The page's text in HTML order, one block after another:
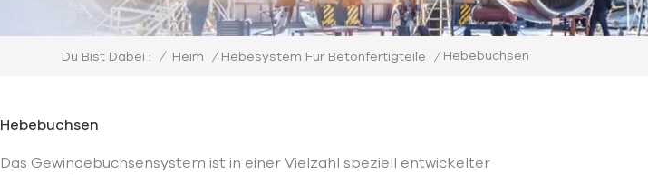
Du Bist Dabei : / Heim / Hebesystem Für Betonfertigteile / Hebebuchsen
Hebebuchsen
Das Gewindebuchsensystem ist in einer Vielzahl speziell entwickelter